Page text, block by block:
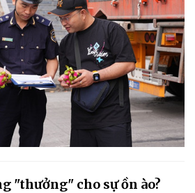
"thưởng" cho sự ồn ào?